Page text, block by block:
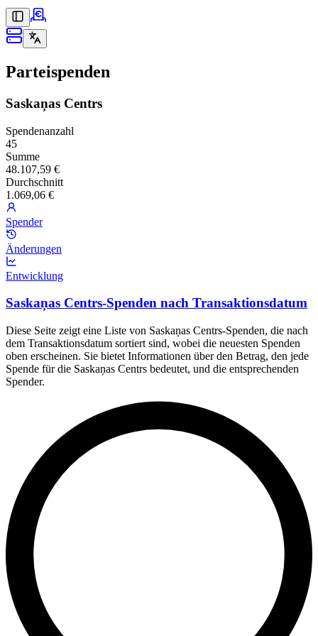
Parteispenden
Saskaņas Centrs
Spendenanzahl
45
Summe
48.107,59 €
Durchschnitt
1.069,06 €
Spender
Änderungen
Entwicklung
Saskaņas Centrs-Spenden nach Transaktionsdatum
Diese Seite zeigt eine Liste von Saskaņas Centrs-Spenden, die nach
dem Transaktionsdatum sortiert sind, wobei die neuesten Spenden
oben erscheinen. Sie bietet Informationen über den Betrag, den jede
Spende für die Saskaņas Centrs bedeutet, und die entsprechenden
Spender.